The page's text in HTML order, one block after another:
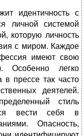
идентичность с
личной системой
которую личность
с миром. Каждое
имеют свою
Особенно легко
в прессе так часто
деятелей.
стиль
вести себя в
Опасность,